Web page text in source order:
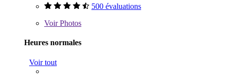
500 évaluations
VoirPhotos
Heures normales
Voir tout